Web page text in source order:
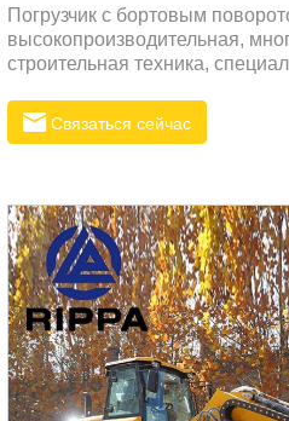
Погрузчик с бортовым
высокопроизводительная,
строительная техника,
работ, сельского хозяйства,
муниципального
рынки.
Связаться сейчас